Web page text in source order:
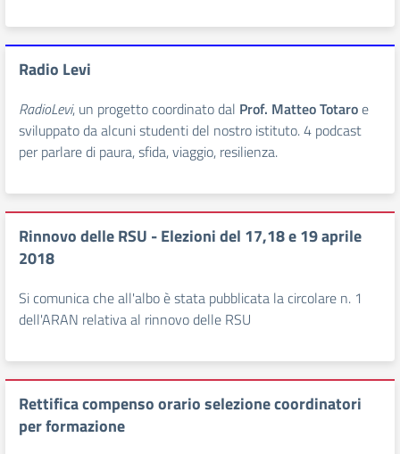
Radio Levi
RadioLevi, un progetto coordinato dal Prof. Matteo Totaroe
sviluppato da alcuni studenti del nostro istituto. 4 podcast
per parlare di paura, sfida, viaggio, resilienza.
Rinnovo delle RSU - Elezioni del 17,18 e 19 aprile
2018
Si comunica che all'alboè stata pubblicata la circolare n. 1
dell'ARAN relativa al rinnovo delle RSU
Rettifica compenso orario selezione coordinatori
per formazione